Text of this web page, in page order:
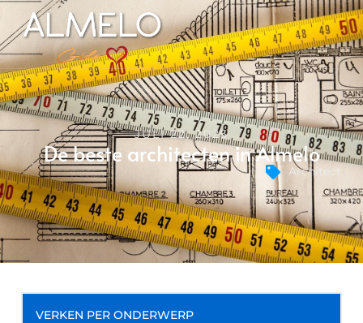
JULI 22, 2025
De beste architecten in Almelo
Architect
VERKEN PER ONDERWERP